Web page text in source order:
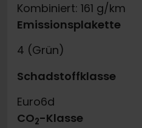
Kombiniert: 161 g/km
Emissionsplakette
4 (Grün)
Schadstoffklasse
Euro6d
CO2-Klasse